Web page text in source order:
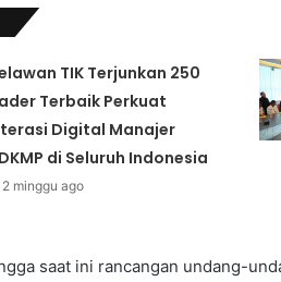
TIK Terjunkan 250
Terbaik Perkuat
Digital Manajer
di Seluruh Indonesia
2 minggu ago
saat ini rancangan undang-